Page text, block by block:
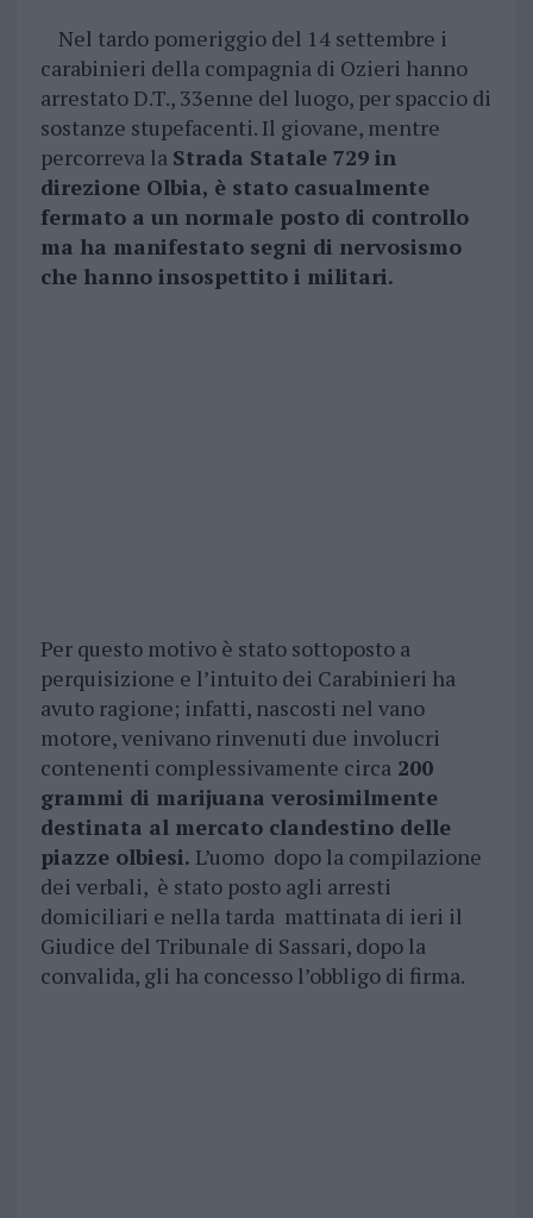
Nel tardo pomeriggio del 14 settembre i
carabinieri della compagnia di Ozieri hanno
arrestato D.T., 33enne del luogo, per spaccio di
sostanze stupefacenti. Il giovane, mentre
percorreva la Strada Statale 729 in
direzione Olbia, è stato casualmente
fermato a un normale posto di controllo
ma ha manifestato segni di nervosismo
che hanno insospettito i militari.
Per questo motivo è stato sottoposto a
perquisizione e l’intuito dei Carabinieri ha
avuto ragione; infatti, nascosti nel vano
motore, venivano rinvenuti due involucri
contenenti complessivamente circa200
grammi di marijuana verosimilmente
destinata al mercato clandestino delle
piazze olbiesi. L’uomo dopo la compilazione
dei verbali, è stato posto agli arresti
domiciliari e nella tarda mattinata di ieri il
Giudice del Tribunale di Sassari, dopo la
convalida, gli ha concesso l’obbligo di firma.